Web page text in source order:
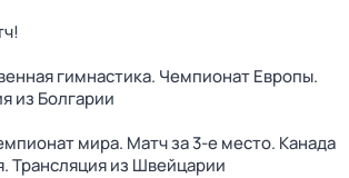
гимнастика. Чемпионат Европы.
из Болгарии
мира. Матч за 3-е место. Канада
Трансляция из Швейцарии